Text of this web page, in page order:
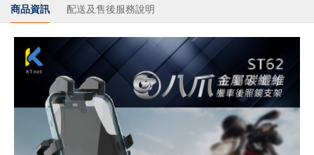
商品資訊 配送及售後服務說明